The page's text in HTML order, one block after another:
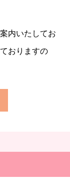
内いたしてお
おりますの